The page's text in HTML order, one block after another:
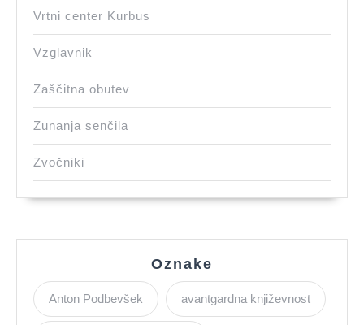
Vrtni center Kurbus
Vzglavnik
Zaščitna obutev
Zunanja senčila
Zvočniki
Oznake
Anton Podbevšek avantgardna književnost